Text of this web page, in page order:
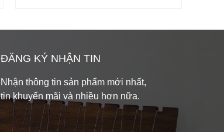
ĐĂNG KÝ NHẬN TIN
Nhận thông tin sản phẩm mới nhất,
tin khuyến mãi và nhiều hơn nữa.